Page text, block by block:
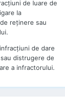
de luare de
la
reţinere sau
de dare
distrugere de
a infractorului.